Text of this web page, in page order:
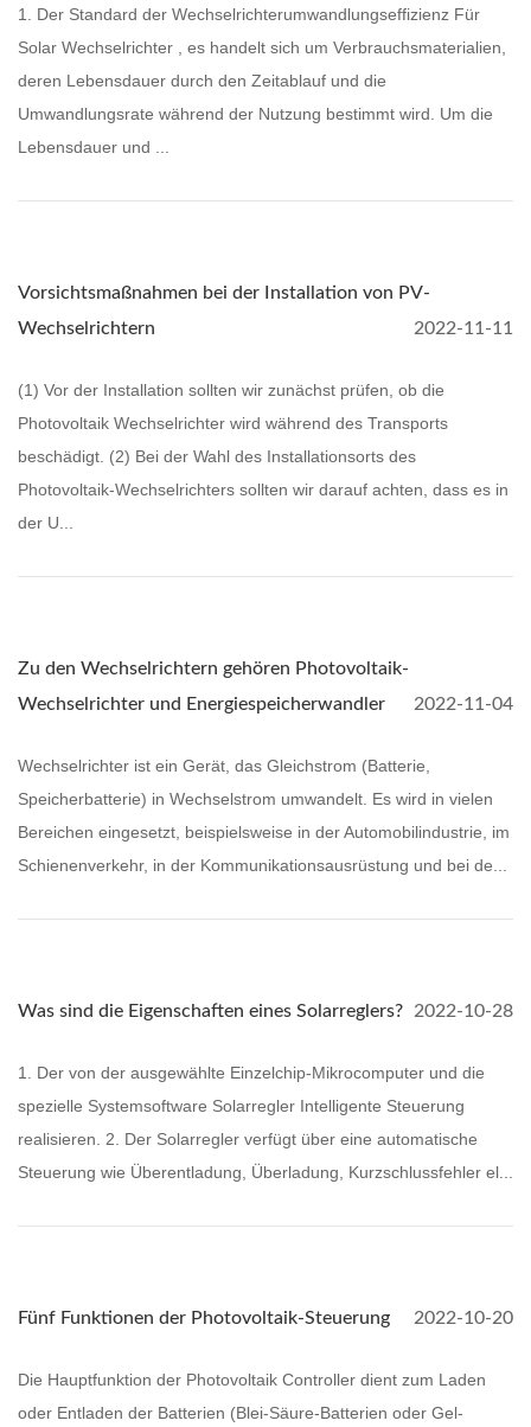
1. Der Standard der Wechselrichterumwandlungseffizienz Für
Solar Wechselrichter , es handelt sich um Verbrauchsmaterialien,
deren Lebensdauer durch den Zeitablauf und die
Umwandlungsrate während der Nutzung bestimmt wird. Um die
Lebensdauer und ...
Vorsichtsmaßnahmen bei der Installation von PV-
Wechselrichtern
2022-11-11
(1) Vor der Installation sollten wir zunächst prüfen, ob die
Photovoltaik Wechselrichter wird während des Transports
beschädigt. (2) Bei der Wahl des Installationsorts des
Photovoltaik-Wechselrichters sollten wir darauf achten, dass es in
der U...
Zu den Wechselrichtern gehören Photovoltaik-
Wechselrichter und Energiespeicherwandler
2022-11-04
Wechselrichter ist ein Gerät, das Gleichstrom (Batterie,
Speicherbatterie) in Wechselstrom umwandelt. Es wird in vielen
Bereichen eingesetzt, beispielsweise in der Automobilindustrie, im
Schienenverkehr, in der Kommunikationsausrüstung und bei de...
Was sind die Eigenschaften eines Solarreglers? 2022-10-28
1. Der von der ausgewählte Einzelchip-Mikrocomputer und die
spezielle Systemsoftware Solarregler Intelligente Steuerung
realisieren. 2. Der Solarregler verfügt über eine automatische
Steuerung wie Überentladung, Überladung, Kurzschlussfehler el...
Fünf Funktionen der Photovoltaik-Steuerung 2022-10-20
Die Hauptfunktion der Photovoltaik Controller dient zum Laden
oder Entladen der Batterien (Blei-Säure-Batterien oder Gel-